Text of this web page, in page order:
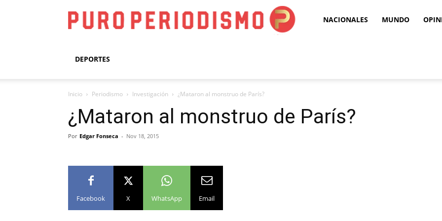
Puro NACIONALES MUNDO
DEPORTES
Inicio Periodismo Investigación ¿Mataron al monstruo de París?
¿Mataron al monstruo de París?
Por Edgar Fonseca - Nov 18, 2015
Facebook X WhatsApp Email